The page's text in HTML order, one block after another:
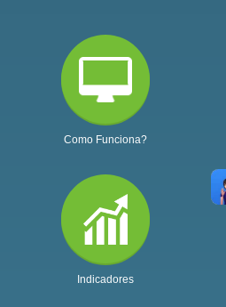
Como Funciona?
Indicadores